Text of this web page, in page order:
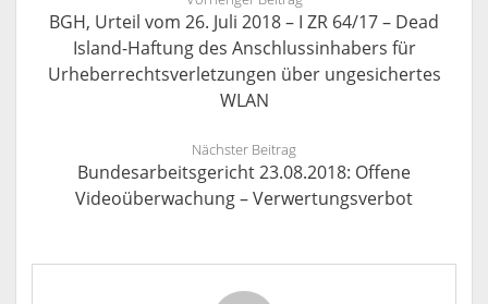
BGH, Urteil vom 26. Juli 2018 – I ZR 64/17 – Dead
Island-Haftung des Anschlussinhabers für
Urheberrechtsverletzungen über ungesichertes
WLAN
Nächster Beitrag
Bundesarbeitsgericht 23.08.2018: Offene
Videoüberwachung – Verwertungsverbot